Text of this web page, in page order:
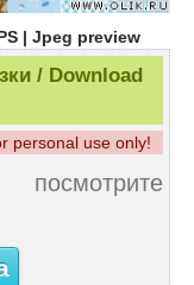
| Jpeg preview
/ Download
personal use only!